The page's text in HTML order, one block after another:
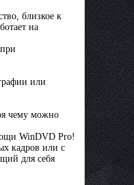
близкое к
на
или
чему можно
WinDVD Pro!
кадров или с
для себя